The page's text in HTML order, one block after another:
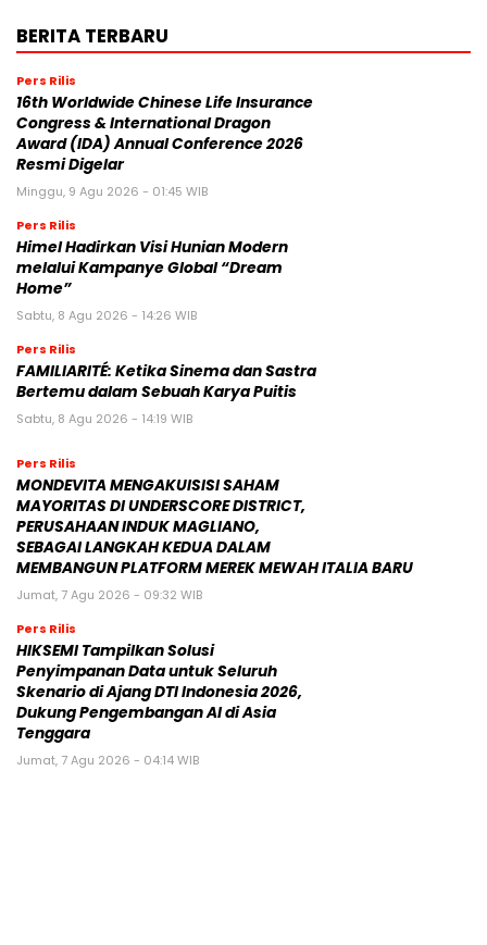
BERITA TERBARU
Pers Rilis
16th Worldwide Chinese Life Insurance
Congress & International Dragon
Award (IDA) Annual Conference 2026
Resmi Digelar
Minggu, 9 Agu 2026 - 01:45 WIB
Pers Rilis
Himel Hadirkan Visi Hunian Modern
melalui Kampanye Global “Dream
Home”
Sabtu, 8 Agu 2026 - 14:26 WIB
Pers Rilis
FAMILIARITÉ: Ketika Sinema dan Sastra
Bertemu dalam Sebuah Karya Puitis
Sabtu, 8 Agu 2026 - 14:19 WIB
Pers Rilis
MONDEVITA MENGAKUISISI SAHAM
MAYORITAS DI UNDERSCORE DISTRICT,
PERUSAHAAN INDUK MAGLIANO,
SEBAGAI LANGKAH KEDUA DALAM
MEMBANGUN PLATFORM MEREK MEWAH ITALIA BARU
Jumat, 7 Agu 2026 - 09:32 WIB
Pers Rilis
HIKSEMI Tampilkan Solusi
Penyimpanan Data untuk Seluruh
Skenario di Ajang DTI Indonesia 2026,
Dukung Pengembangan AI di Asia
Tenggara
Jumat, 7 Agu 2026 - 04:14 WIB